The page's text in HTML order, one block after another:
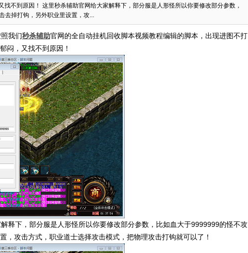
找不到原因！ 这里秒杀辅助官网给大家解释下，部分服是人形怪所以你要修改部分参数，
去掉打钩，另外职业里设置，攻...
我们秒杀辅助官网的全自动挂机回收脚本视频教程编辑的脚本，出现进图不打
闷，又找不到原因！
释下，部分服是人形怪所以你要修改部分参数，比如血大于9999999的怪不攻
，攻击方式，职业道士选择攻击模式，把物理攻击打钩就可以了！